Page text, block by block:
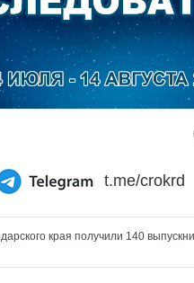
t.me/crokrd
края получили 140